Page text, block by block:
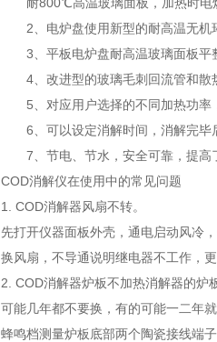
2、电炉盘使用新型的耐高温无机环
3、平板电炉盘耐高温玻璃面板平整
4、改进型的玻璃毛刺回流管和散热
5、对应用户选择的不同加热功率
6、可以设定消解时间，消解完毕后
7、节电、节水，安全可靠，提高
COD消解仪在使用中的常见问题
1. COD消解器风扇不转。
先打开仪器面板外壳，通电启动风冷
换风扇，不导通说明继电器不工作，更
2. COD消解器炉板不加热消解器的炉
可能几年都不要换，有的可能一二年
蜂鸣档测量炉板底部两个陶瓷接线端